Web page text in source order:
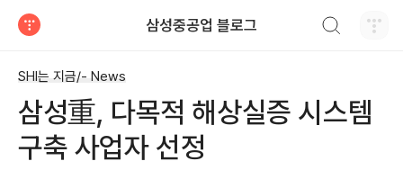
삼성중공업 블로그
SHI는 지금/- News
삼성重, 다목적 해상실증 시스템
구축 사업자 선정